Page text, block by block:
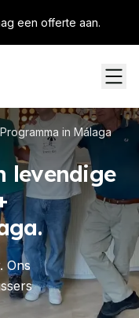
een offerte aan.
in Málaga
levendige
Ons